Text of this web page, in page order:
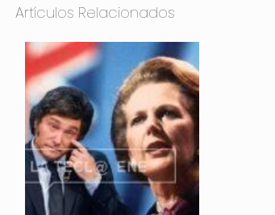
Artículos Relacionados